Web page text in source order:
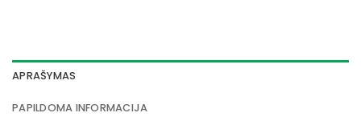
APRAŠYMAS
PAPILDOMA INFORMACIJA